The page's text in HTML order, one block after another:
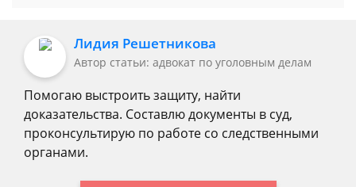
Лидия Решетникова
Автор статьи: адвокат по уголовным делам
Помогаю выстроить защиту, найти
доказательства. Составлю документы в суд,
проконсультирую по работе со следственными
органами.